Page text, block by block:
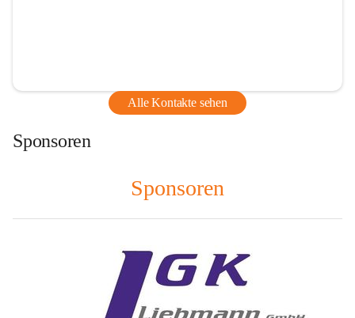
Alle Kontakte sehen
Sponsoren
Sponsoren